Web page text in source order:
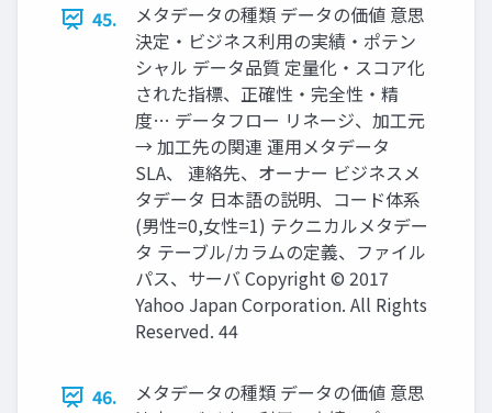
45.
メタデータの種類 データの価値 意思
決定・ビジネス利用の実績・ポテン
シャル データ品質 定量化・スコア化
された指標、正確性・完全性・精
度… データフロー リネージ、加工元
→ 加工先の関連 運用メタデータ
SLA、 連絡先、オーナー ビジネスメ
タデータ 日本語の説明、コード体系
(男性=0,女性=1) テクニカルメタデー
タ テーブル/カラムの定義、ファイル
パス、サーバ Copyright © 2017
Yahoo Japan Corporation. All Rights
Reserved. 44
46.
メタデータの種類 データの価値 意思